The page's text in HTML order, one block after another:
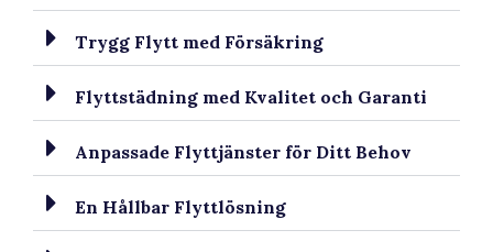
Trygg Flytt med Försäkring
Flyttstädning med Kvalitet och Garanti
Anpassade Flyttjänster för Ditt Behov
En Hållbar Flyttlösning